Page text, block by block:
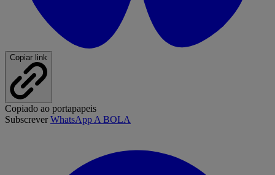
Copiar link
Copiado ao portapapeis
SubscreverWhatsApp A BOLA